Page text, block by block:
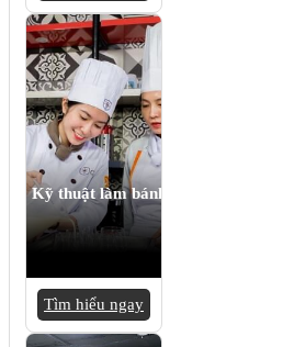
Kỹ thuật làm bánh
Tìm hiểu ngay